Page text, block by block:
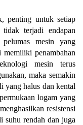
penting untuk setiap
terjadi endapan
mesin yang
memiliki penambahan
mesin terus
maka semakin
yang halus dan kental
logam yang
resistensi
suhu rendah dan juga